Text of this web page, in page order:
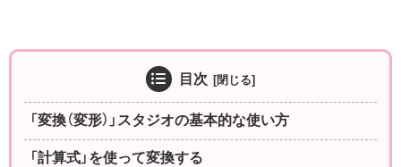
目次
「変換（変形）」スタジオの基本的な使い方
「計算式」を使って変換する